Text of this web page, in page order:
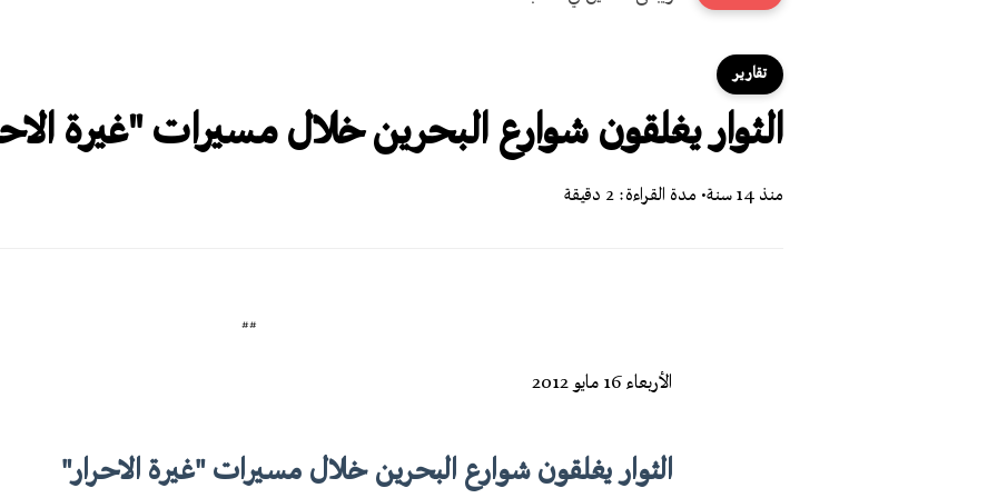
تقارير
الثوار يغلقون شوارع البحرين خلال مسيرات "غيرة
منذ 14 سنة • مدة القراءة: 2 دقيقة
##
الأربعاء 16 مايو 2012
الثوار يغلقون شوارع البحرين خلال مسيرات "غيرة الاحرار"